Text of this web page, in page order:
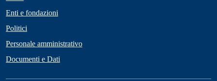
Enti e fondazioni
Politici
Personale amministrativo
Documenti e Dati